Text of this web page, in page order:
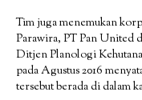
Tim juga menemukan
Parawira, PT Pan United
Ditjen Planologi
pada Agustus 2016
tersebut berada di dalam